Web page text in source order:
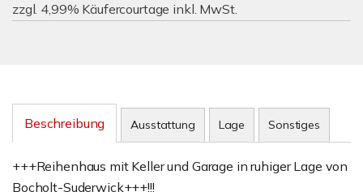
zzgl. 4,99% Käufercourtage inkl. MwSt.
Beschreibung Ausstattung Lage Sonstiges
+++Reihenhaus mit Keller und Garage in ruhiger Lage von
Bocholt-Suderwick+++!!!